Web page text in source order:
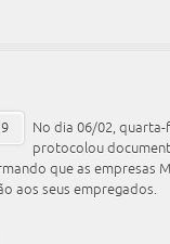
No dia 06/02, quarta-
protocolou
que as empresas
aos seus empregados.